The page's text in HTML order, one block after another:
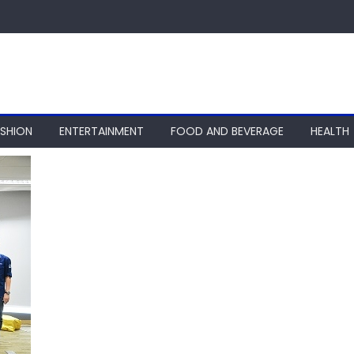
ENTERTAINMENT FOOD AND BEVERAGE HEALTH